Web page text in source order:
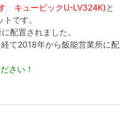
ゞキュービックU-LV324K)と
です。
配置されました。
て2018年から飯能営業所に配
さい！